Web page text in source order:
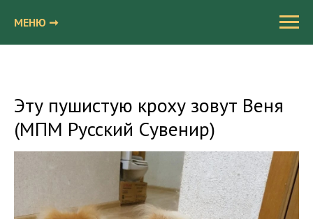
МЕНЮ ➞
Эту пушистую кроху зовут Веня
(МПМ Русский Сувенир)